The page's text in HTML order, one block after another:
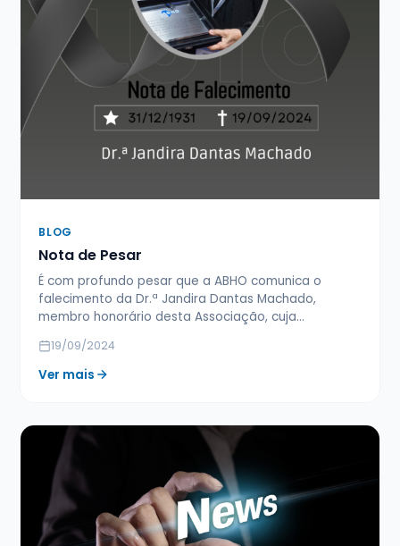
BLOG
Nota de Pesar
É com profundo pesar que a ABHO comunica o
falecimento da Dr.ª Jandira Dantas Machado,
membro honorário desta Associação, cuja…
19/09/2024
Ver mais